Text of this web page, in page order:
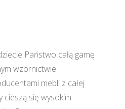
Państwo całą gamę
wzornictwie.
mebli z całej
cieszą się wysokim